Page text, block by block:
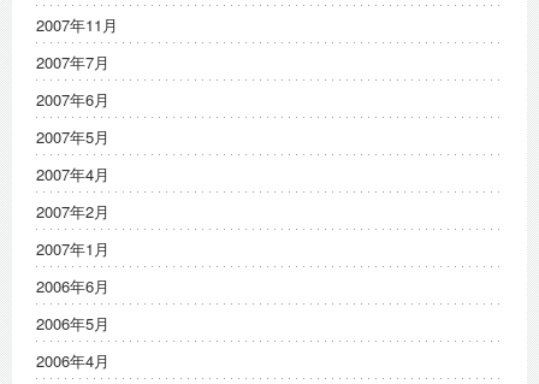
2007年11月
2007年7月
2007年6月
2007年5月
2007年4月
2007年2月
2007年1月
2006年6月
2006年5月
2006年4月